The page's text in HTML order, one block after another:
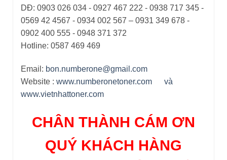
DĐ: 0903 026 034 - 0927 467 222 - 0938 717 345 -
0569 42 4567 - 0934 002 567 – 0931 349 678 -
0902 400 555 - 0948 371 372
Hotline: 0587 469 469
Email: bon.numberone@gmail.com
Website : www.numberonetoner.com và
www.vietnhattoner.com
CHÂN THÀNH CÁM ƠN
QUÝ KHÁCH HÀNG